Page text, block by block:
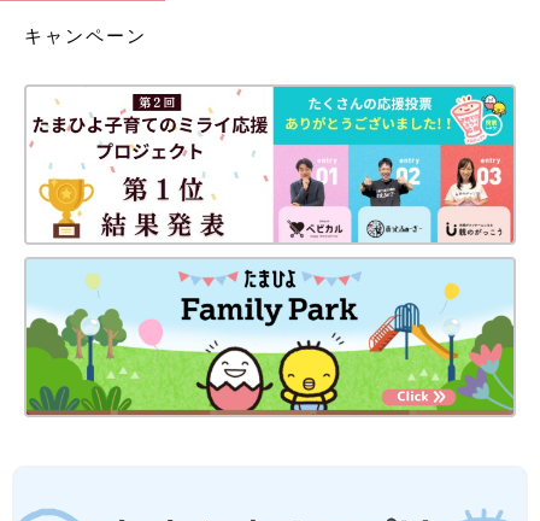
キャンペーン